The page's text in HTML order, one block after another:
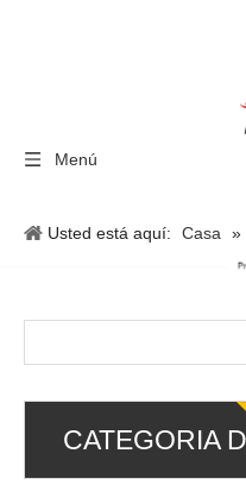
Menú
Usted está aquí: Casa »
CATEGORIA